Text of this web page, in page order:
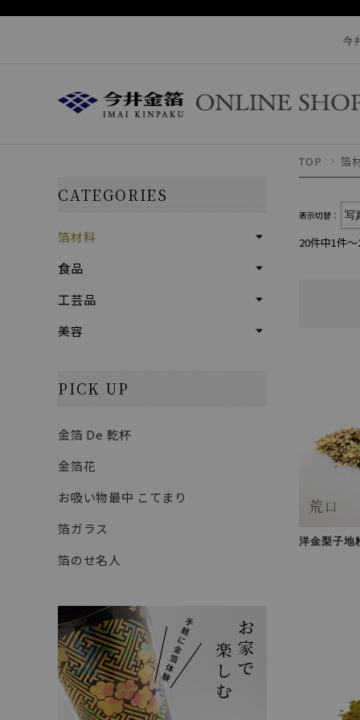
今
TOP 箔
表示切替：
20件中1件
洋金梨子
CATEGORIES
箔材料
食品
工芸品
美容
PICK UP
金箔 De 乾杯
金箔花
お吸い物最中 こてまり
箔ガラス
箔のせ名人